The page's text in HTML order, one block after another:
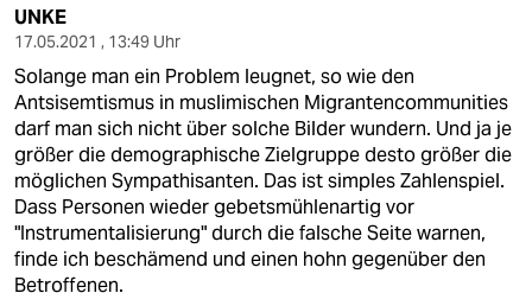
UNKE
17.05.2021 , 13:49 Uhr
Solange man ein Problem leugnet, so wie den
Antsisemtismus in muslimischen Migrantencommunities
darf man sich nicht über solche Bilder wundern. Und ja je
größer die demographische Zielgruppe desto größer die
möglichen Sympathisanten. Das ist simples Zahlenspiel.
Dass Personen wieder gebetsmühlenartig vor
"Instrumentalisierung" durch die falsche Seite warnen,
finde ich beschämend und einen hohn gegenüber den
Betroffenen.